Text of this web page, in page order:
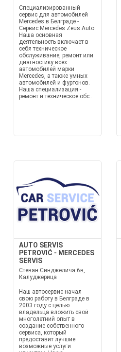
Специализированный
сервис для автомобилей
Mercedes в Белграде -
Сервис Mercedes Zeus Auto.
Наша основная
деятельность включает в
себя техническое
обслуживание, ремонт или
диагностику всех
автомобилей марки
Mercedes, а также умных
автомобилей и фургонов.
Наша специализация -
ремонт и техническое обс...
AUTO SERVIS
PETROVIĆ - MERCEDES
SERVIS
Стеван Синджелича 6в,
Калуджерица
Наш автосервис начал
свою работу в Белграде в
2003 году с целью
владельца вложить свой
многолетний опыт в
создание собственного
сервиса, который
предоставит лучшие
возможные услуги